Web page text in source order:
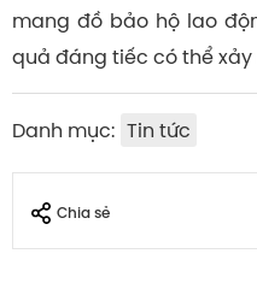
mang đồ bảo hộ lao
quả đáng tiếc có thể xảy
Danh mục: Tin tức
Chia sẻ